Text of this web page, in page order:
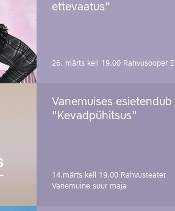
ettevaatus"
26. märts kell 19.00 Rahvusooper
Vanemuises esietendub
"Kevadpühitsus"
14.märts kell 19.00 Rahvusteater
Vanemuine suur maja